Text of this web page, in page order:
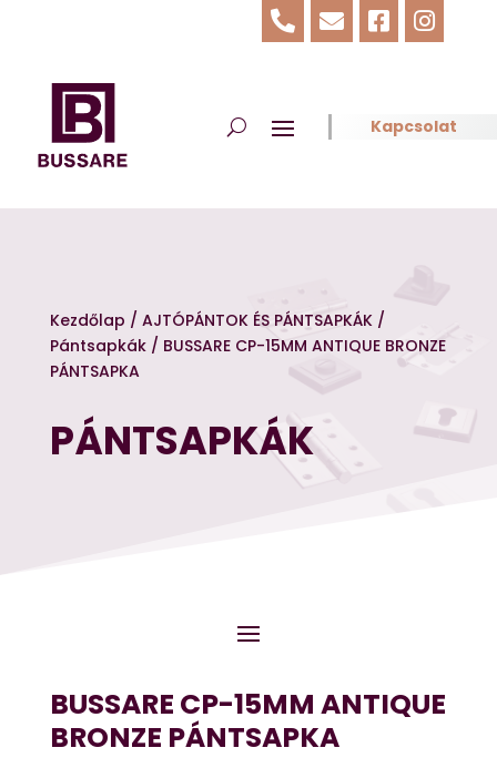
   
Kapcsolat
Kezdőlap / AJTÓPÁNTOK ÉS PÁNTSAPKÁK/
Pántsapkák/ BUSSARE CP-15MM ANTIQUE BRONZE
PÁNTSAPKA
PÁNTSAPKÁK
BUSSARE CP-15MM ANTIQUE
BRONZE PÁNTSAPKA